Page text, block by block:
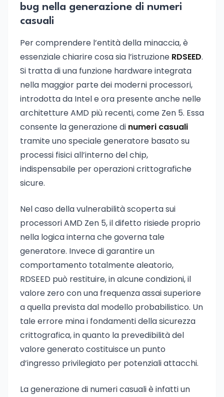
bug nella generazione di numeri
casuali
Per comprendere l’entità della minaccia, è
essenziale chiarire cosa sia l’istruzione RDSEED.
Si tratta di una funzione hardware integrata
nella maggior parte dei moderni processori,
introdotta da Intel e ora presente anche nelle
architetture AMD più recenti, come Zen 5. Essa
consente la generazione di numeri casuali
tramite uno speciale generatore basato su
processi fisici all’interno del chip,
indispensabile per operazioni crittografiche
sicure.
Nel caso della vulnerabilità scoperta sui
processori AMD Zen 5, il difetto risiede proprio
nella logica interna che governa tale
generatore. Invece di garantire un
comportamento totalmente aleatorio,
RDSEED può restituire, in alcune condizioni, il
valore zero con una frequenza assai superiore
a quella prevista dal modello probabilistico. Un
tale errore mina i fondamenti della sicurezza
crittografica, in quanto la prevedibilità del
valore generato costituisce un punto
d’ingresso privilegiato per potenziali attacchi.
La generazione di numeri casuali è infatti un